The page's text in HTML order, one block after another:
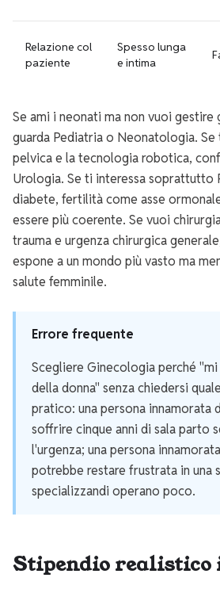
Relazione col
paziente
Spesso lunga
e intima
Se ami i neonati ma non vuoi gestire
guarda Pediatria o Neonatologia.
pelvica e la tecnologia robotica,
Urologia. Se ti interessa soprattutto
diabete, fertilità come asse
essere più coerente. Se vuoi
trauma e urgenza chirurgica
espone a un mondo più vasto ma
salute femminile.
Errore frequente
Scegliere Ginecologia perché
della donna" senza chiedersi
pratico: una persona innamorata
soffrire cinque anni di sala parto
l'urgenza; una persona
potrebbe restare frustrata in una
specializzandi operano poco.
Stipendio realistico